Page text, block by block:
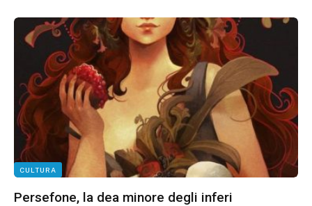
CULTURA
Persefone, la dea minore degli inferi